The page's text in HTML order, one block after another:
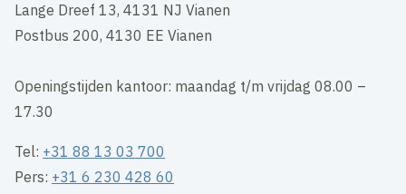
Lange Dreef 13, 4131 NJ Vianen
Postbus 200, 4130 EE Vianen
Openingstijden kantoor: maandag t/m vrijdag 08.00 –
17.30
Tel: +31 88 13 03 700
Pers: +31 6 230 428 60